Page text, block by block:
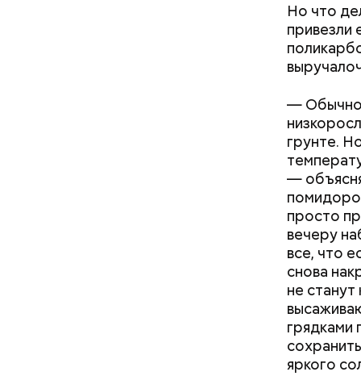
Но что
привезли
— Обычно
грунте.
—
просто
вечеру
все, что
снова
не
грядками
яркого